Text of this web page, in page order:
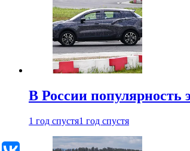
В России популярность
1 год спустя1 год спустя